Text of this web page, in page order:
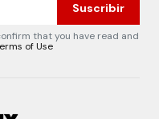
Suscribir
that you have read and
of Use